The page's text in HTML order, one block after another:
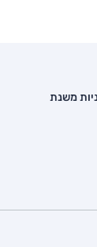
משנת